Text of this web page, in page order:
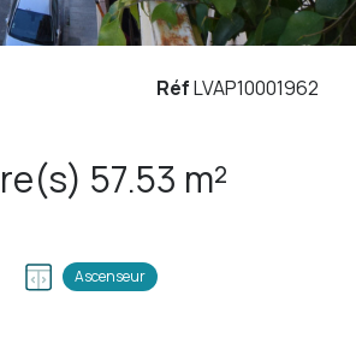
Appartement 3 pièce(s) 2 chambre(s) 57.53 m²
Ascenseur
RéfLVAP10001962